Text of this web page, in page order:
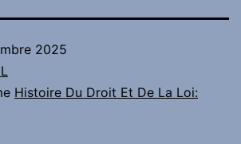
2025
Histoire Du Droit Et De La Loi: